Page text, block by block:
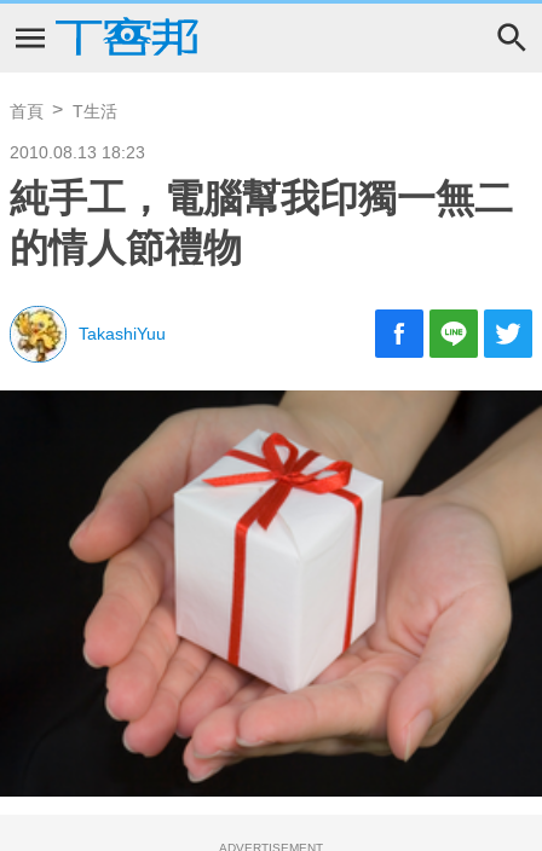
首頁 T生活
2010.08.13 18:23
純手工，電腦幫我印獨一無二
的情人節禮物
TakashiYuu
ADVERTISEMENT